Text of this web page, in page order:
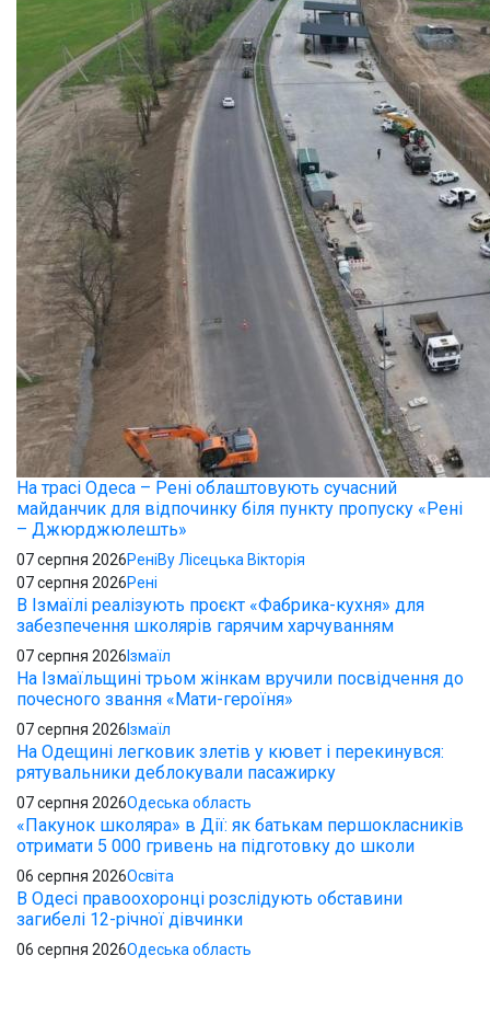
На трасі Одеса – Рені облаштовують сучасний
майданчик для відпочинку біля пункту пропуску «Рені
– Джюрджюлешть»
07 серпня 2026РеніBy Лісецька Вікторія
07 серпня 2026Рені
В Ізмаїлі реалізують проєкт «Фабрика-кухня» для
забезпечення школярів гарячим харчуванням
07 серпня 2026 Ізмаїл
На Ізмаїльщині трьом жінкам вручили посвідчення до
почесного звання «Мати-героїня»
07 серпня 2026 Ізмаїл
На Одещині легковик злетів у кювет і перекинувся:
рятувальники деблокували пасажирку
07 серпня 2026Одеська область
«Пакунок школяра» в Дії: як батькам першокласників
отримати 5 000 гривень на підготовку до школи
06 серпня 2026Освіта
В Одесі правоохоронці розслідують обставини
загибелі 12-річної дівчинки
06 серпня 2026Одеська область